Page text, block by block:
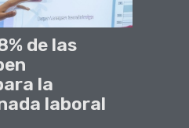
de las
la
laboral